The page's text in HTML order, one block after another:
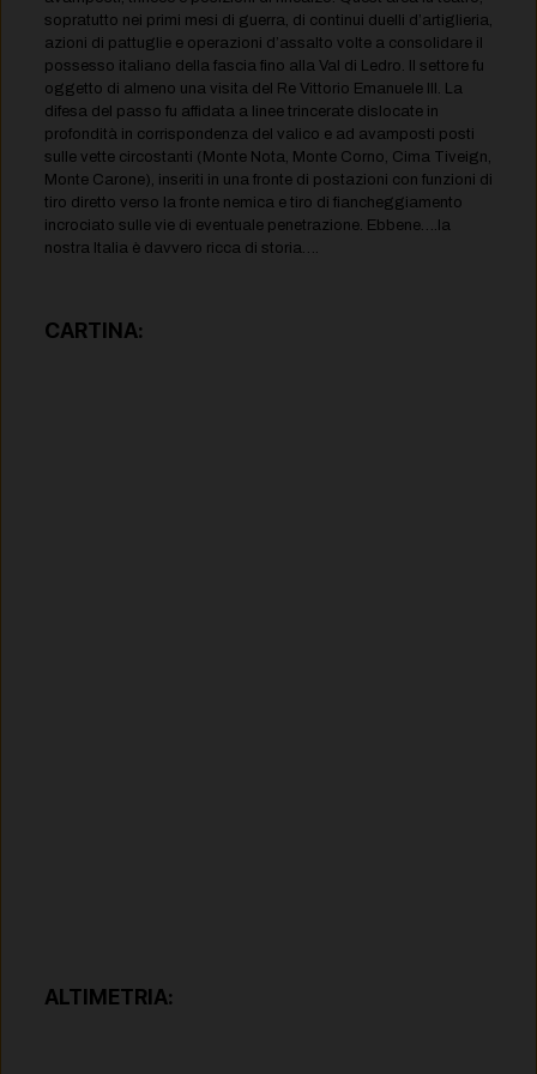
sopratutto nei primi mesi di guerra, di continui duelli d’artiglieria,
azioni di pattuglie e operazioni d’assalto volte a consolidare il
possesso italiano della fascia fino alla Val di Ledro. Il settore fu
oggetto di almeno una visita del Re Vittorio Emanuele III. La
difesa del passo fu affidata a linee trincerate dislocate in
profondità in corrispondenza del valico e ad avamposti posti
sulle vette circostanti (Monte Nota, Monte Corno, Cima Tiveign,
Monte Carone), inseriti in una fronte di postazioni con funzioni di
tiro diretto verso la fronte nemica e tiro di fiancheggiamento
incrociato sulle vie di eventuale penetrazione. Ebbene….la
nostra Italia è davvero ricca di storia….
CARTINA:
ALTIMETRIA: